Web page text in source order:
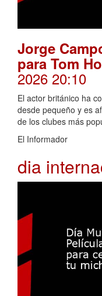
Jorge
para Tom
2026 20:10
El actor británico ha
desde pequeño y es
de los clubes más
El Informador
dia